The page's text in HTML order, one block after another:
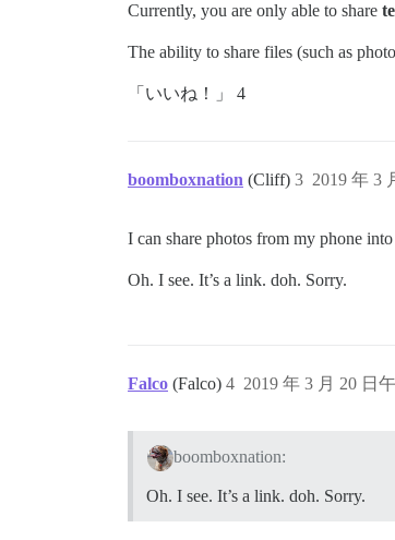
Currently, you are only able to share
The ability to share files (such as
「いいね！」 4
boomboxnation (Cliff) 2019 年 3
3
I can share photos from my phone
Oh. I see. It’s a link. doh. Sorry.
Falco (Falco) 2019 年 3 月 20 日
4
boomboxnation:
Oh. I see. It’s a link. doh. Sorry.